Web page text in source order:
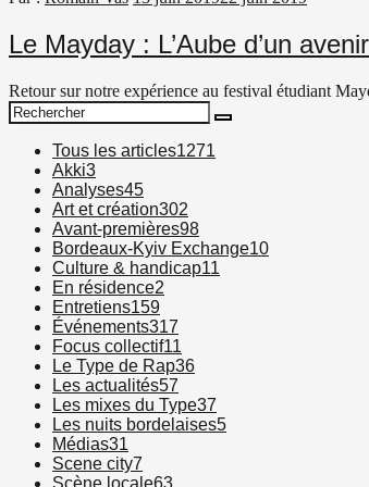
Le Mayday : L’Aube d’un
Retour sur notre expérience au festival étudiant
Search
for:
Search
Tous les articles1271
Akki3
Analyses45
Art et création302
Avant-premières98
Bordeaux-Kyiv Exchange10
Culture & handicap11
En résidence2
Entretiens159
Événements317
Focus collectif11
Le Type de Rap36
Les actualités57
Les mixes du Type37
Les nuits bordelaises5
Médias31
Scene city7